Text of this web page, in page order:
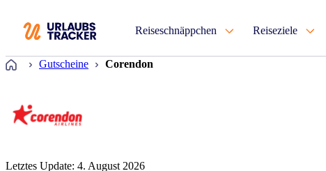
Reiseschnäppchen Reiseziele
Startseite
Gutscheine Corendon
Letztes Update: 4. August 2026